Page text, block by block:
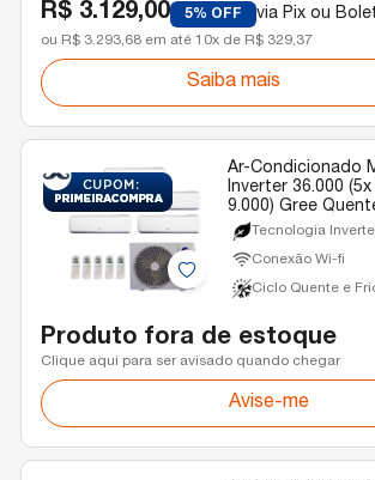
R$ 3.129,00 5% OFF via Pix ou
ou R$ 3.293,68 em até 10x de R$ 329,37
Saiba mais
Ar-Condicionado
Inverter 36.000 (5x
9.000) Gree
220VTecnologia
Conexão Wi-fi
Ciclo Quente e
Produto fora de estoque
Clique aqui para ser avisado quando chegar
Avise-me